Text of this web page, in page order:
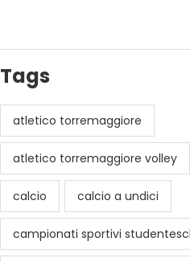
Tags
atletico torremaggiore
atletico torremaggiore volley
calcio calcio a undici
campionati sportivi